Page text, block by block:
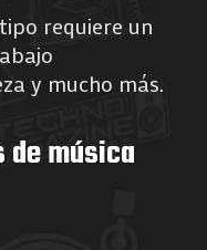
requiere un
y mucho más.
música